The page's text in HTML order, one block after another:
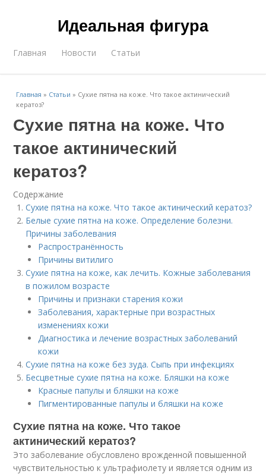
Идеальная фигура
Главная Новости Статьи
Главная » Статьи » Сухие пятна на коже. Что такое актинический
кератоз?
Сухие пятна на коже. Что
такое актинический
кератоз?
Содержание
Сухие пятна на коже. Что такое актинический кератоз?
Белые сухие пятна на коже. Определение болезни.
Причины заболевания
Распространённость
Причины витилиго
Сухие пятна на коже, как лечить. Кожные заболевания
в пожилом возрасте
Причины и признаки старения кожи
Заболевания, характерные при возрастных
изменениях кожи
Диагностика и лечение возрастных заболеваний
кожи
Сухие пятна на коже без зуда. Сыпь при инфекциях
Бесцветные сухие пятна на коже. Бляшки на коже
Красные папулы и бляшки на коже
Пигментированные папулы и бляшки на коже
Сухие пятна на коже. Что такое
актинический кератоз?
Это заболевание обусловлено врожденной повышенной
чувствительностью к ультрафиолету и является одним из